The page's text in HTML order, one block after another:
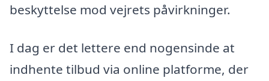
beskyttelse mod vejrets påvirkninger.
I dag er det lettere end nogensinde at
indhente tilbud via online platforme, der